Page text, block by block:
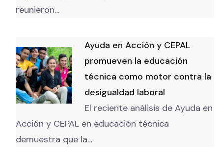
reunieron…
Ayuda en Acción y CEPAL
promueven la educación
técnica como motor contra la
desigualdad laboral
El reciente análisis de Ayuda en
Acción y CEPAL en educación técnica
demuestra que la…